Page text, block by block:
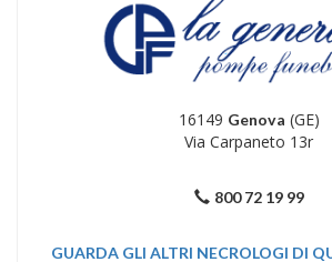
16149 Genova (GE)
Via Carpaneto 13r
800 72 19 99
GUARDA GLI ALTRI NECROLOGI DI